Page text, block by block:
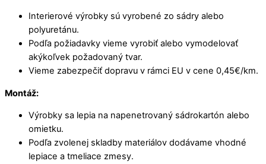
Interierové výrobky sú vyrobené zo sádry alebo
polyuretánu.
Podľa požiadavky vieme vyrobiť alebo vymodelovať
akýkoľvek požadovaný tvar.
Vieme zabezpečiť dopravu v rámci EU v cene 0,45€/km.
Montáž:
Výrobky sa lepia na napenetrovaný sádrokartón alebo
omietku.
Podľa zvolenej skladby materiálov dodávame vhodné
lepiace a tmeliace zmesy.